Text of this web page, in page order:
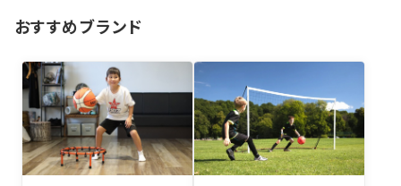
おすすめブランド